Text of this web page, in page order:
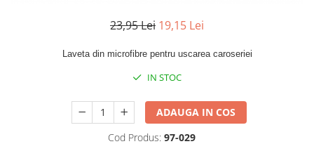
23,95 Lei 19,15 Lei
Laveta din microfibre pentru uscarea caroseriei
IN STOC
ADAUGA IN COS
Cod Produs: 97-029